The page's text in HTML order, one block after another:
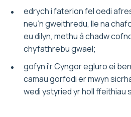
edrych i faterion fel oedi
neu’n gweithredu, lle na
eu dilyn, methu â chadw
chyfathrebu gwael;
gofyn i’r Cyngor egluro ei
camau gorfodi er mwyn
wedi ystyried yr holl ffeithiau